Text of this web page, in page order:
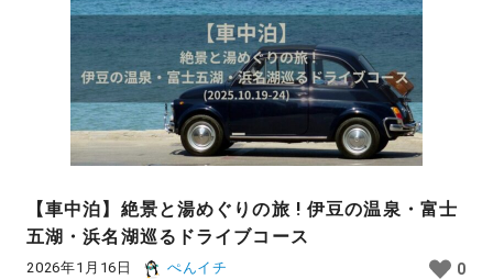
【車中泊】絶景と湯めぐりの旅 ! 伊豆の温泉・富士
五湖・浜名湖巡るドライブコース
2026年1月16日 ぺんイチ 0